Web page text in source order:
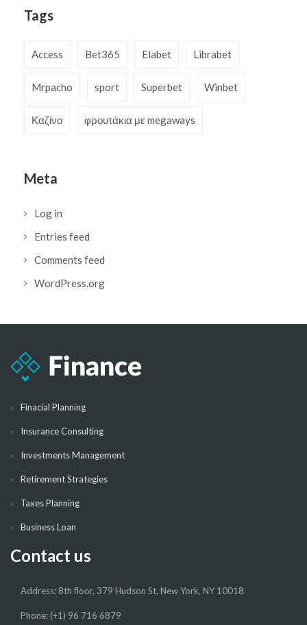
Tags
Access Bet365 Elabet Librabet
Mrpacho sport Superbet Winbet
Καζίνο φρουτάκια με megaways
Meta
Log in
Entries feed
Comments feed
WordPress.org
Finacial Planning
Insurance Consulting
Investments Management
Retirement Strategies
Taxes Planning
Business Loan
Contact us
Address: 8th floor, 379 Hudson St, New York, NY 10018
Phone: (+1) 96 716 6879